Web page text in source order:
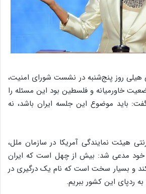
هیلی روز پنج‌شنبه در نشست شورای امنیت،
خاورمیانه و فلسطین بود این مسئله را
گفت: باید موضوع این جلسه ایران باشد، نه
هیئت نمایندگی آمریکا در سازمان ملل،
خود مدعی شد: بیش از چهل است که ایران
و بسیار سخت است که نام یک درگیری در
به ردپای این کشور ببریم.